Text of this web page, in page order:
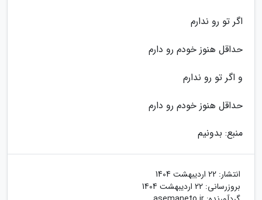
اگر تو رو ندارم
حداقل هنوز خودم رو دارم
و اگر تو رو ندارم
حداقل هنوز خودم رو دارم
منبع: بدونیم
انتشار: 22 اردیبهشت 1404
بروزرسانی: 22 اردیبهشت 1404